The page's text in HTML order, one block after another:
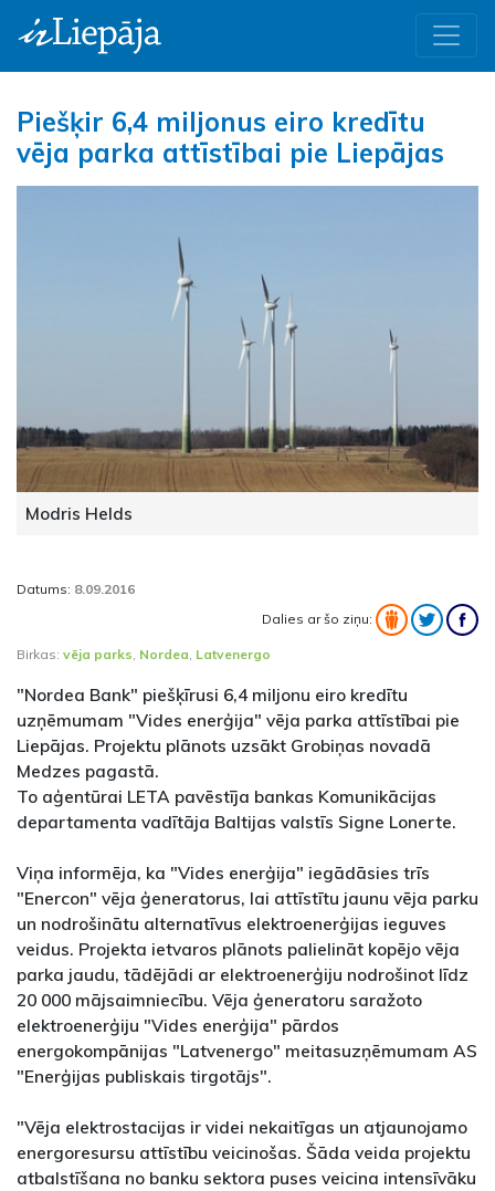
Piešķir 6,4 miljonus eiro kredītu
vēja parka attīstībai pie Liepājas
Modris Helds
Datums: 8.09.2016
Dalies ar šo ziņu:
Birkas: vēja parks, Nordea, Latvenergo
"Nordea Bank" piešķīrusi 6,4 miljonu eiro kredītu
uzņēmumam "Vides enerģija" vēja parka attīstībai pie
Liepājas. Projektu plānots uzsākt Grobiņas novadā
Medzes pagastā.
To aģentūrai LETA pavēstīja bankas Komunikācijas
departamenta vadītāja Baltijas valstīs Signe Lonerte.
Viņa informēja, ka "Vides enerģija" iegādāsies trīs
"Enercon" vēja ģeneratorus, lai attīstītu jaunu vēja parku
un nodrošinātu alternatīvus elektroenerģijas ieguves
veidus. Projekta ietvaros plānots palielināt kopējo vēja
parka jaudu, tādējādi ar elektroenerģiju nodrošinot līdz
20 000 mājsaimniecību. Vēja ģeneratoru saražoto
elektroenerģiju "Vides enerģija" pārdos
energokompānijas "Latvenergo" meitasuzņēmumam AS
"Enerģijas publiskais tirgotājs".
"Vēja elektrostacijas ir videi nekaitīgas un atjaunojamo
energoresursu attīstību veicinošas. Šāda veida projektu
atbalstīšana no banku sektora puses veicina intensīvāku